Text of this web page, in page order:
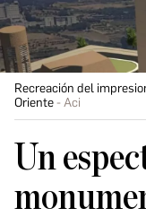
Recreación del
Oriente
Aci
Un